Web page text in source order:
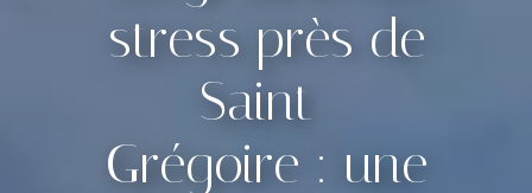
stress près de
Saint-
Grégoire : une